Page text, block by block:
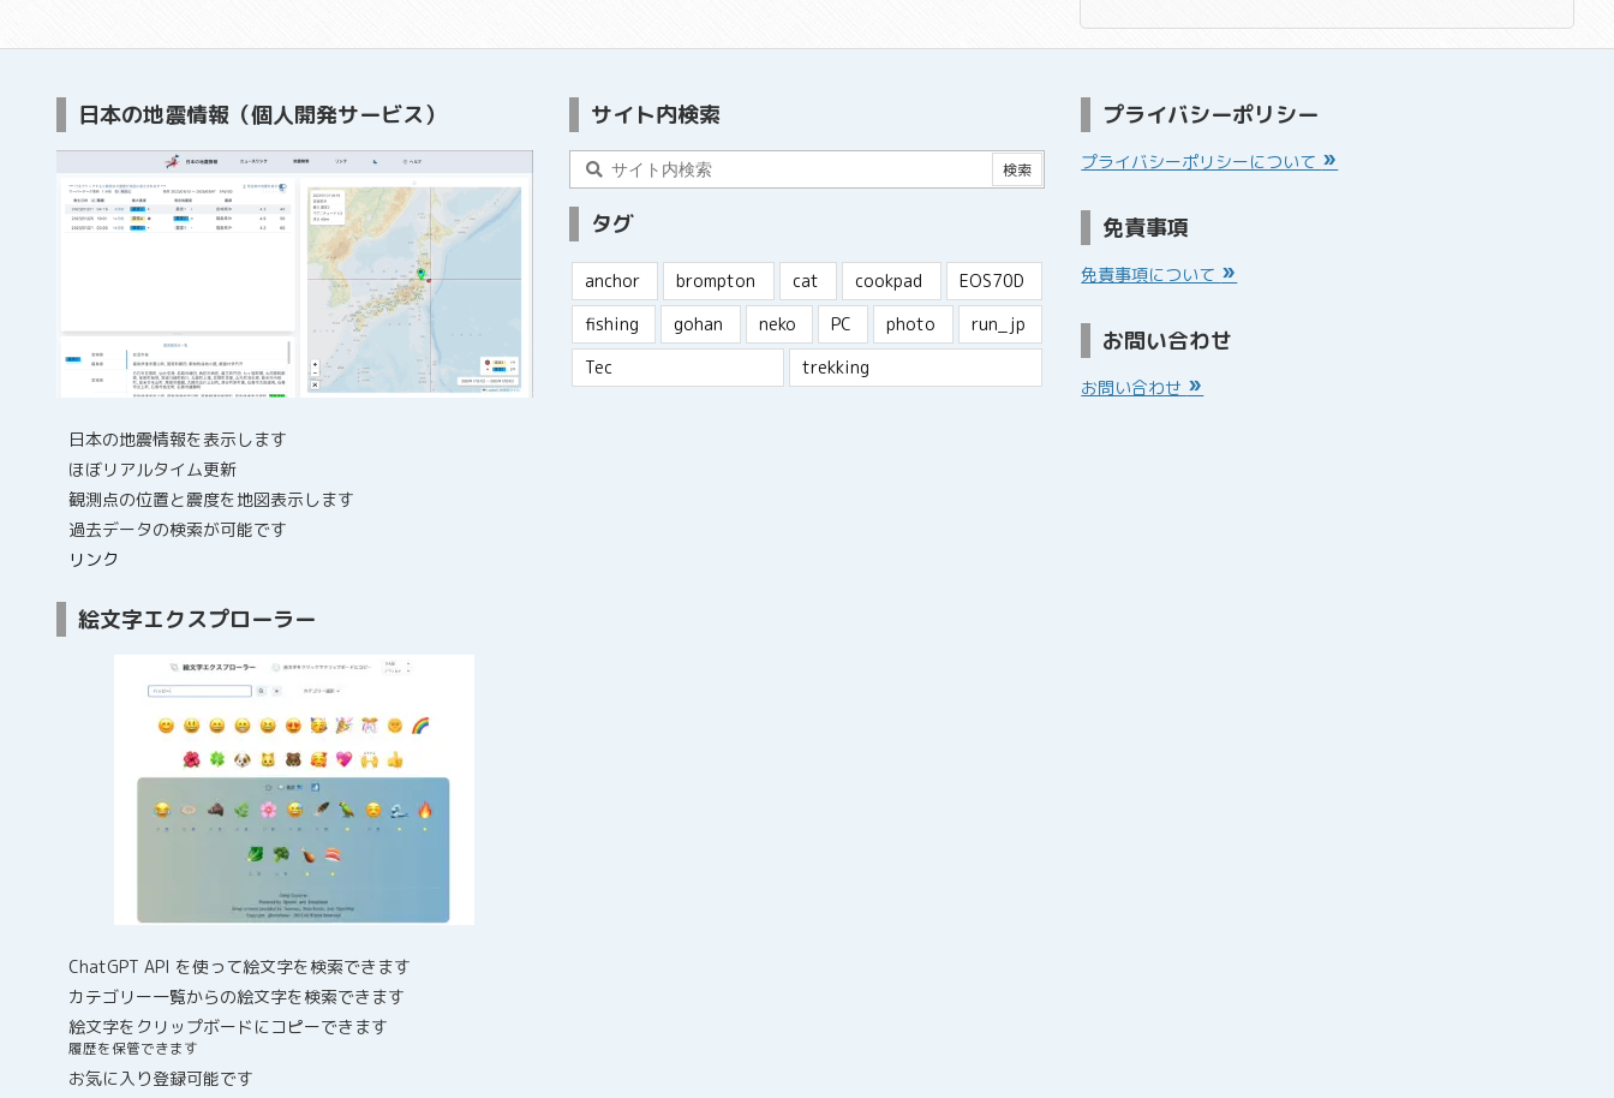
日本の地震情報（個人開発サービス）
日本の地震情報を表示します
ほぼリアルタイム更新
観測点の位置と震度を地図表示します
過去データの検索が可能です
リンク
絵文字エクスプローラー
ChatGPT API を使って絵文字を検索できます
カテゴリー一覧からの絵文字を検索できます
絵文字をクリップボードにコピーできます
履歴を保管できます
お気に入り登録可能です
サイト内検索
タグ
anchor brompton cat cookpad
EOS70D
fishing
gohan neko PC photo
run_jp
Tec
trekking
プライバシーポリシー
プライバシーポリシーについて
免責事項
免責事項について
お問い合わせ
お問い合わせ